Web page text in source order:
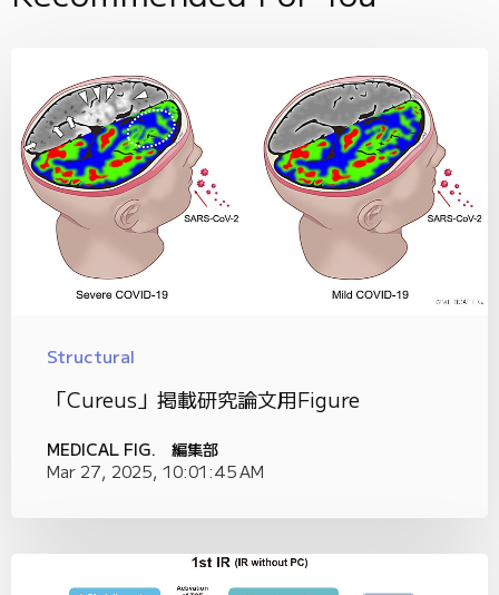
Structural
「Cureus」掲載研究論文用Figure
MEDICAL FIG. 編集部
Mar 27, 2025, 10:01:45 AM